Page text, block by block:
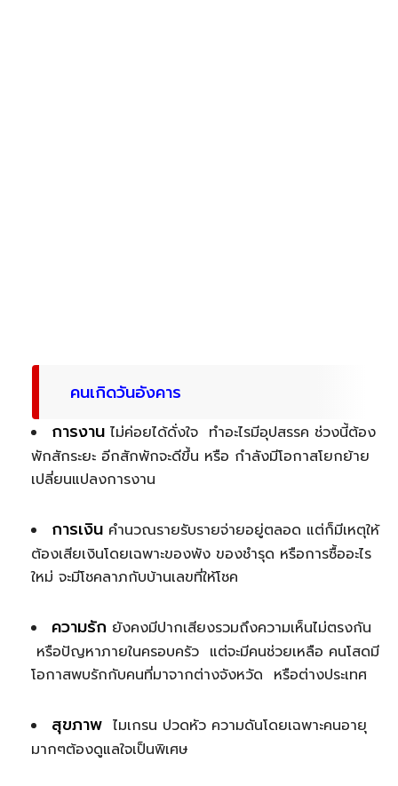
คนเกิดวันอังคาร
การงาน ไม่ค่อยได้ดั่งใจ ทำอะไรมีอุปสรรค ช่วงนี้ต้อง
พักสักระยะ อีกสักพักจะดีขึ้น หรือ กำลังมีโอกาสโยกย้าย
เปลี่ยนแปลงการงาน
การเงิน คำนวณรายรับรายจ่ายอยู่ตลอด แต่ก็มีเหตุให้
ต้องเสียเงินโดยเฉพาะของพัง ของชำรุด หรือการซื้ออะไร
ใหม่ จะมีโชคลาภกับบ้านเลขที่ให้โชค
ความรัก ยังคงมีปากเสียงรวมถึงความเห็นไม่ตรงกัน
หรือปัญหาภายในครอบครัว แต่จะมีคนช่วยเหลือ คนโสดมี
โอกาสพบรักกับคนที่มาจากต่างจังหวัด หรือต่างประเทศ
สุขภาพ ไมเกรน ปวดหัว ความดันโดยเฉพาะคนอายุ
มากๆต้องดูแลใจเป็นพิเศษ